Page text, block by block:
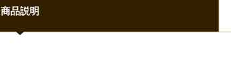
商品説明